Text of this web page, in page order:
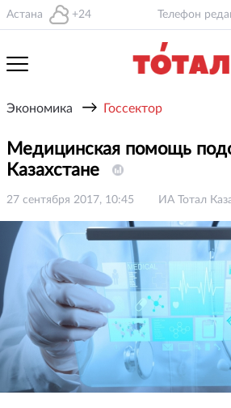
Астана +24 Телефон
Экономика → Госсектор
Медицинская помощь
Казахстане
27 сентября 2017, 10:45 ИА Тотал